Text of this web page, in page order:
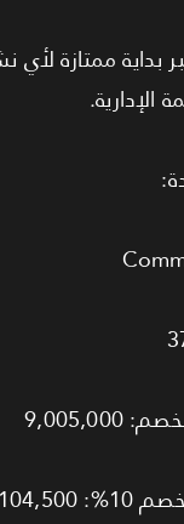
بداية ممتازة
الإدارية.